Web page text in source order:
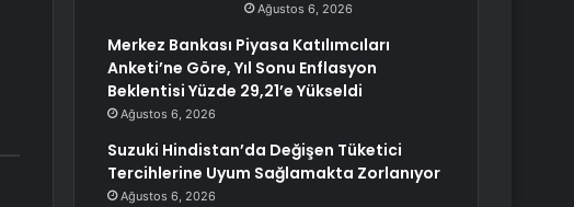
Ağustos 6, 2026
Merkez Bankası Piyasa Katılımcıları
Anketi’ne Göre, Yıl Sonu Enflasyon
Beklentisi Yüzde 29,21’e Yükseldi
Ağustos 6, 2026
Suzuki Hindistan’da Değişen Tüketici
Tercihlerine Uyum Sağlamakta Zorlanıyor
Ağustos 6, 2026